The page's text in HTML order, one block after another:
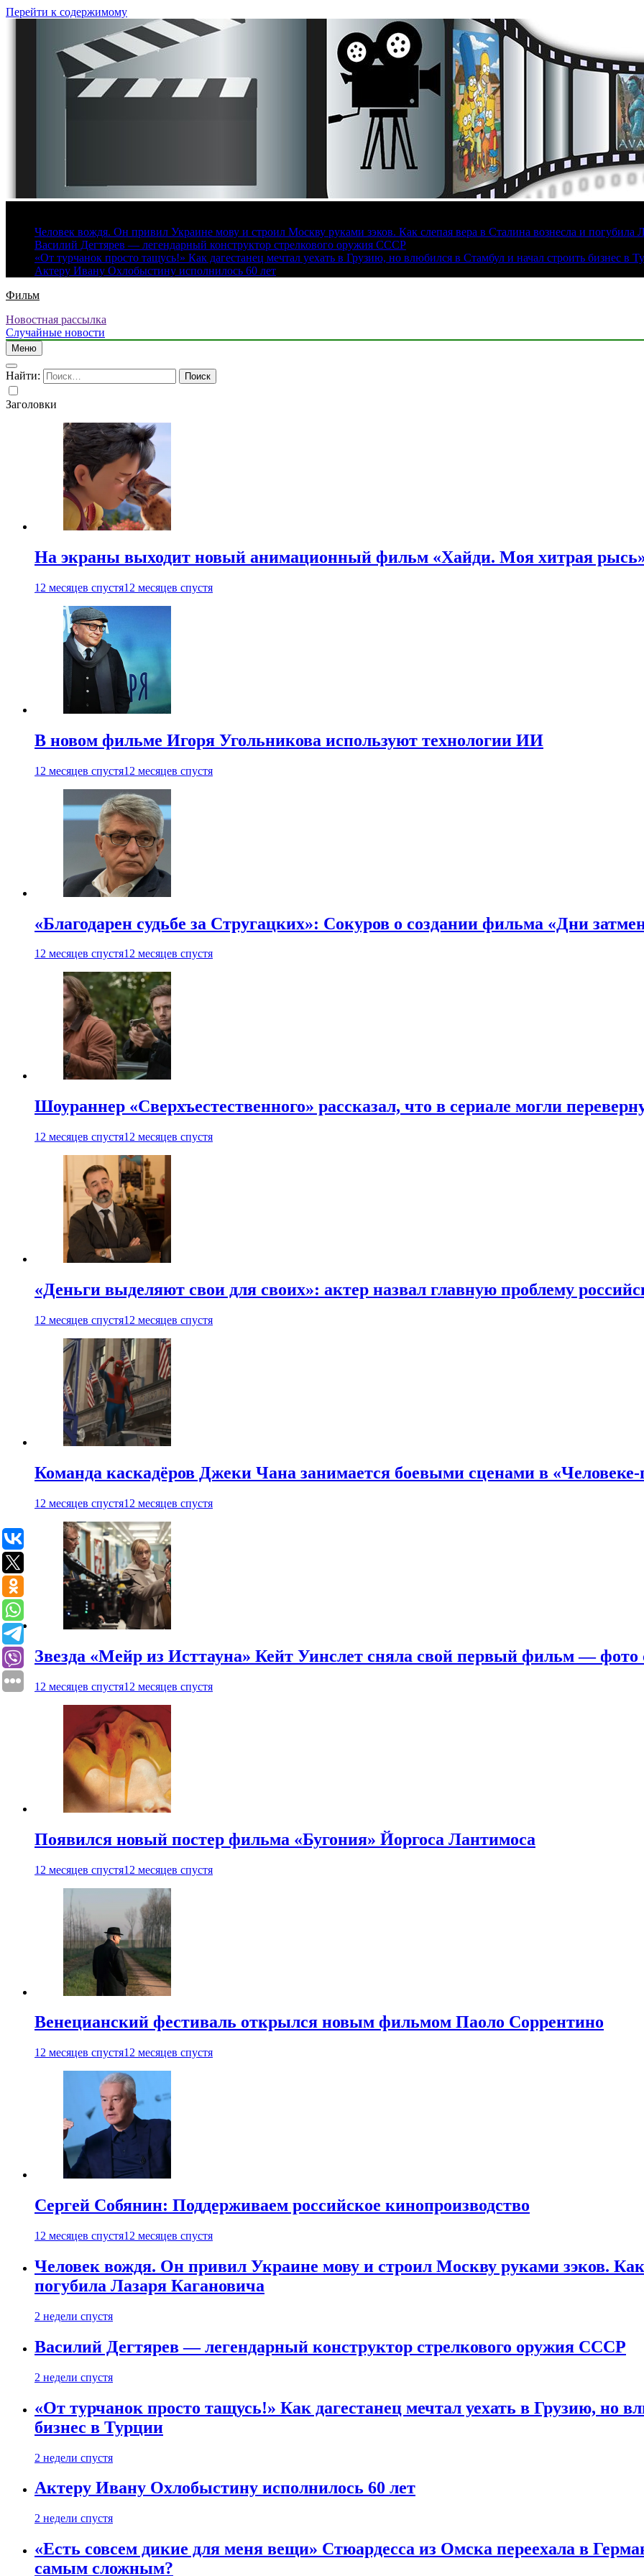
Перейти к содержимому
Человек вождя. Он привил Украине мову и строил Москву руками зэков. Как слепая вера в Сталина вознесла и погубила
Василий Дегтярев — легендарный конструктор стрелкового оружия СССР
«От турчанок просто тащусь!» Как дагестанец мечтал уехать в Грузию, но влюбился в Стамбул и начал строить бизнес в
Актеру Ивану Охлобыстину исполнилось 60 лет
Фильм
Новостная рассылка
Случайные новости
Меню
Найти:
Заголовки
На экраны выходит новый анимационный фильм «Хайди. Моя хитрая
12 месяцев спустя12 месяцев спустя
В новом фильме Игоря Угольникова используют технологии ИИ
12 месяцев спустя12 месяцев спустя
«Благодарен судьбе за Стругацких»: Сокуров о создании фильма «Дни
12 месяцев спустя12 месяцев спустя
Шоураннер «Сверхъестественного» рассказал, что в сериале могли
12 месяцев спустя12 месяцев спустя
«Деньги выделяют свои для своих»: актер назвал главную проблему
12 месяцев спустя12 месяцев спустя
Команда каскадёров Джеки Чана занимается боевыми сценами в «Человеке-
12 месяцев спустя12 месяцев спустя
Звезда «Мейр из Исттауна» Кейт Уинслет сняла свой первый фильм — фото
12 месяцев спустя12 месяцев спустя
Появился новый постер фильма «Бугония» Йоргоса Лантимоса
12 месяцев спустя12 месяцев спустя
Венецианский фестиваль открылся новым фильмом Паоло Соррентино
12 месяцев спустя12 месяцев спустя
Сергей Собянин: Поддерживаем российское кинопроизводство
12 месяцев спустя12 месяцев спустя
Человек вождя. Он привил Украине мову и строил Москву руками зэков.
погубила Лазаря Кагановича
2 недели спустя
Василий Дегтярев — легендарный конструктор стрелкового оружия СССР
2 недели спустя
«От турчанок просто тащусь!» Как дагестанец мечтал уехать в Грузию, но
бизнес в Турции
2 недели спустя
Актеру Ивану Охлобыстину исполнилось 60 лет
2 недели спустя
«Есть совсем дикие для меня вещи» Стюардесса из Омска переехала в
самым сложным?